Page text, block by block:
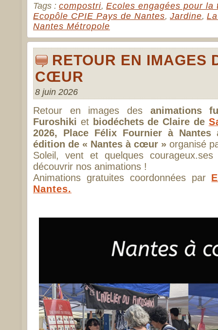
Tags : compostri, Ecoles engagées pour la
Ecopôle CPIE Pays de Nantes, Jardine,
Nantes Métropole
RETOUR EN IMAGES
CŒUR
8 juin 2026
Retour en images des animations
Furoshiki et biodéchets de Claire de
2026, Place Félix Fournier à Nantes
édition de « Nantes à cœur » organisé
Soleil, vent et quelques
découvrir nos animations !
Animations gratuites coordonnées par
Nantes.